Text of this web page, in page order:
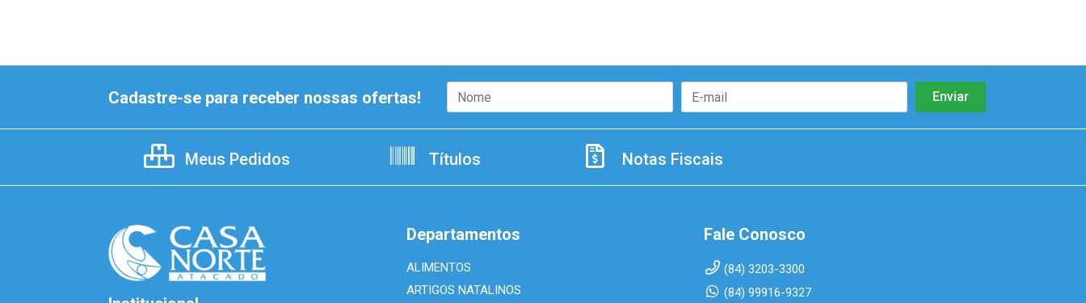
Cadastre-se para receber nossas ofertas!
Meus Pedidos Títulos Notas Fiscais
Departamentos
ALIMENTOS
ARTIGOS NATALINOS
Fale Conosco
(84) 3203-3300
(84) 99916-9327